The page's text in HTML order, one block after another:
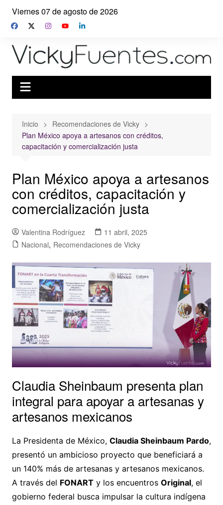
Saltar
contenido
Viernes 07 de agosto de 2026
Inicio
Recomendaciones de Vicky
Plan México apoya a artesanos con créditos,
capacitación y comercialización justa
Plan México apoya a artesanos
con créditos, capacitación y
comercialización justa
Valentina Rodríguez
11 abril, 2025
Nacional, Recomendaciones de Vicky
Claudia Sheinbaum presenta plan
integral para apoyar a artesanas y
artesanos mexicanos
La Presidenta de México, Claudia Sheinbaum Pardo,
presentó un ambicioso proyecto que beneficiará a
un 140% más de artesanas y artesanos mexicanos.
A través del FONARTy los encuentros Original, el
gobierno federal busca impulsar la cultura indígena